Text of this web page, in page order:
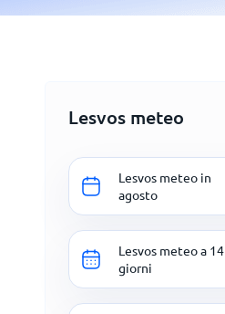
Lesvos meteo
Lesvos meteo in
agosto
Lesvos meteo a 14
giorni